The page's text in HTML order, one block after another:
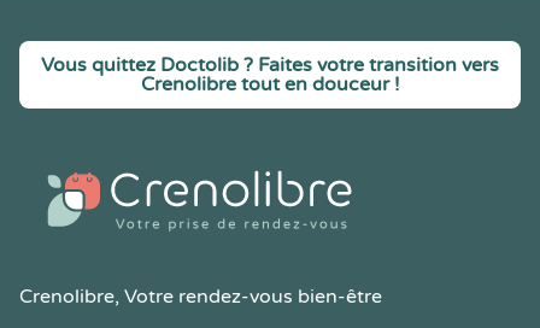
Vous quittez Doctolib ? Faites votre transition vers
Crenolibre tout en douceur !
Crenolibre, Votre rendez-vous bien-être